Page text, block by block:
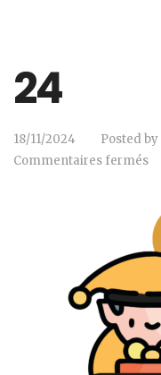
24
18/11/2024 Posted by
Commentaires fermés